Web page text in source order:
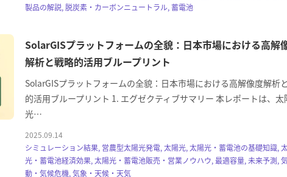
製品の解説, 脱炭素・カーボンニュートラル, 蓄電池
SolarGISプラットフォームの全貌：日本市場における高解
解析と戦略的活用ブループリント
SolarGISプラットフォームの全貌：日本市場における高解像度解析
的活用ブループリント 1. エグゼクティブサマリー 本レポートは、太
光…
2025.09.14
シミュレーション結果, 営農型太陽光発電, 太陽光, 太陽光・蓄電池の基礎知識,
光・蓄電池経済効果, 太陽光・蓄電池販売・営業ノウハウ, 最適容量, 未来予測,
動・気候危機, 気象・天候・天気